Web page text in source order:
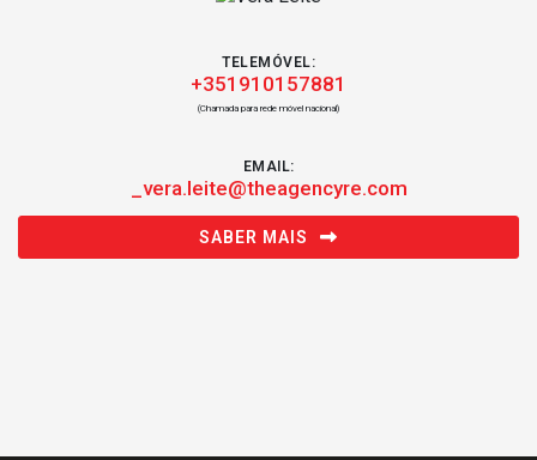
TELEMÓVEL:
+351910157881
(Chamada para rede móvel nacional)
EMAIL:
_vera.leite@theagencyre.com
SABER MAIS